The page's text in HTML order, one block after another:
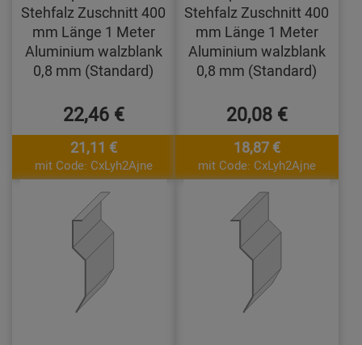
Stehfalz Zuschnitt 400
mm Länge 1 Meter
Aluminium walzblank
0,8 mm (Standard)
22,46 €
21,11 €
mit Code: CxLyh2Ajne
Stehfalz Zuschnitt 400
mm Länge 1 Meter
Aluminium walzblank
0,8 mm (Standard)
20,08 €
18,87 €
mit Code: CxLyh2Ajne